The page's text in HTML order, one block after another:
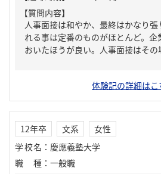
【質問内容】
人事面接は和やか、最終はかなり
れる事は定番のものがほとんど。
おいたほうが良い。人事面接はそ
体験記の詳細はこ
12年卒 文系
女性
学校名 ： 慶應義塾大学
職種 ： 一般職